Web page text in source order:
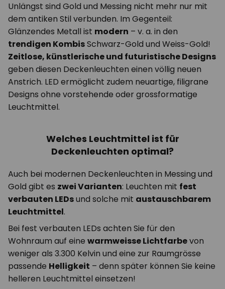
Unlängst sind Gold und Messing nicht mehr nur mit
dem antiken Stil verbunden. Im Gegenteil:
Glänzendes Metall ist modern – v. a. in den
trendigen KombisSchwarz-Gold und Weiss-Gold!
Zeitlose, künstlerische und futuristische Designs
geben diesen Deckenleuchten einen völlig neuen
Anstrich. LED ermöglicht zudem neuartige, filigrane
Designs ohne vorstehende oder grossformatige
Leuchtmittel.
Welches Leuchtmittel ist für
Deckenleuchten optimal?
Auch bei modernen Deckenleuchten in Messing und
Gold gibt es zwei Varianten: Leuchten mit fest
verbauten LEDsund solche mit austauschbarem
Leuchtmittel.
Bei fest verbauten LEDs achten Sie für den
Wohnraum auf eine warmweisse Lichtfarbevon
weniger als 3.300 Kelvin und eine zur Raumgrösse
passende Helligkeit – denn später können Sie keine
helleren Leuchtmittel einsetzen!